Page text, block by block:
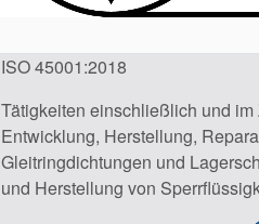
ISO 45001:2018
Tätigkeiten einschließlich und
Entwicklung, Herstellung,
Gleitringdichtungen und
und Herstellung von